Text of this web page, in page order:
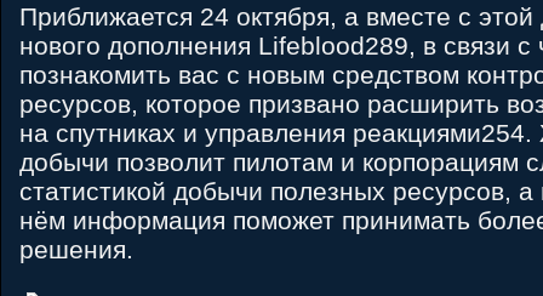
Приближается 24 октября, а вместе с
нового дополнения Lifeblood289, в связи
познакомить вас с новым средством
ресурсов, которое призвано расширить
на спутниках и управления
добычи позволит пилотам и корпорациям
статистикой добычи полезных ресурсов, а
нём информация поможет принимать
решения.